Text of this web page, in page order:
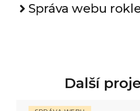
Správa webu
Další